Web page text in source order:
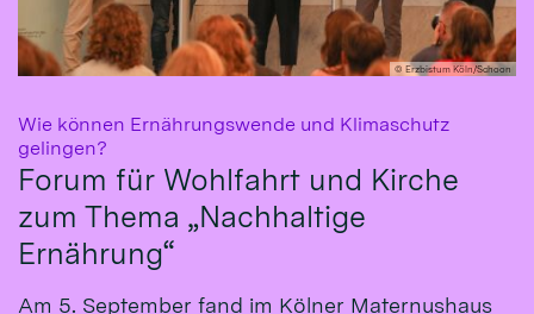
© Erzbistum Köln/Schoon
Wie können Ernährungswende und Klimaschutz
gelingen?
Forum für Wohlfahrt und Kirche
zum Thema „Nachhaltige
Ernährung“
Am 5. September fand im Kölner Maternushaus